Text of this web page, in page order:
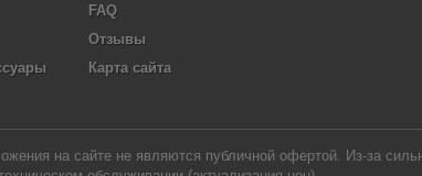
FAQ
Отзывы
Карта сайта
на сайте не являются публичной офертой. Из-за